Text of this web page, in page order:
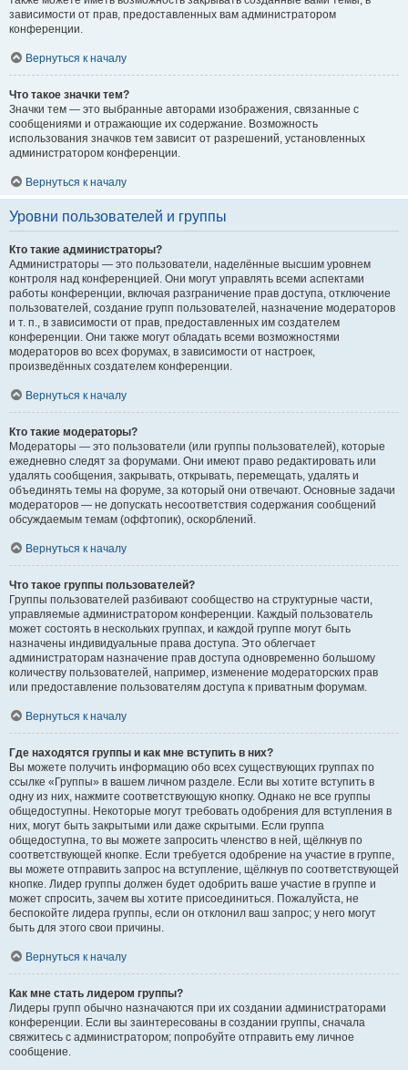
зависимости от прав, предоставленных вам администратором
конференции.
Вернуться к началу
Что такое значки тем?
Значки тем — это выбранные авторами изображения, связанные с
сообщениями и отражающие их содержание. Возможность
использования значков тем зависит от разрешений, установленных
администратором конференции.
Вернуться к началу
Уровни пользователей и группы
Кто такие администраторы?
Администраторы — это пользователи, наделённые высшим уровнем
контроля над конференцией. Они могут управлять всеми аспектами
работы конференции, включая разграничение прав доступа, отключение
пользователей, создание групп пользователей, назначение модераторов
и т. п., в зависимости от прав, предоставленных им создателем
конференции. Они также могут обладать всеми возможностями
модераторов во всех форумах, в зависимости от настроек,
произведённых создателем конференции.
Вернуться к началу
Кто такие модераторы?
Модераторы — это пользователи (или группы пользователей), которые
ежедневно следят за форумами. Они имеют право редактировать или
удалять сообщения, закрывать, открывать, перемещать, удалять и
объединять темы на форуме, за который они отвечают. Основные задачи
модераторов — не допускать несоответствия содержания сообщений
обсуждаемым темам (оффтопик), оскорблений.
Вернуться к началу
Что такое группы пользователей?
Группы пользователей разбивают сообщество на структурные части,
управляемые администратором конференции. Каждый пользователь
может состоять в нескольких группах, и каждой группе могут быть
назначены индивидуальные права доступа. Это облегчает
администраторам назначение прав доступа одновременно большому
количеству пользователей, например, изменение модераторских прав
или предоставление пользователям доступа к приватным форумам.
Вернуться к началу
Где находятся группы и как мне вступить в них?
Вы можете получить информацию обо всех существующих группах по
ссылке «Группы» в вашем личном разделе. Если вы хотите вступить в
одну из них, нажмите соответствующую кнопку. Однако не все группы
общедоступны. Некоторые могут требовать одобрения для вступления в
них, могут быть закрытыми или даже скрытыми. Если группа
общедоступна, то вы можете запросить членство в ней, щёлкнув по
соответствующей кнопке. Если требуется одобрение на участие в группе,
вы можете отправить запрос на вступление, щёлкнув по соответствующей
кнопке. Лидер группы должен будет одобрить ваше участие в группе и
может спросить, зачем вы хотите присоединиться. Пожалуйста, не
беспокойте лидера группы, если он отклонил ваш запрос; у него могут
быть для этого свои причины.
Вернуться к началу
Как мне стать лидером группы?
Лидеры групп обычно назначаются при их создании администраторами
конференции. Если вы заинтересованы в создании группы, сначала
свяжитесь с администратором; попробуйте отправить ему личное
сообщение.